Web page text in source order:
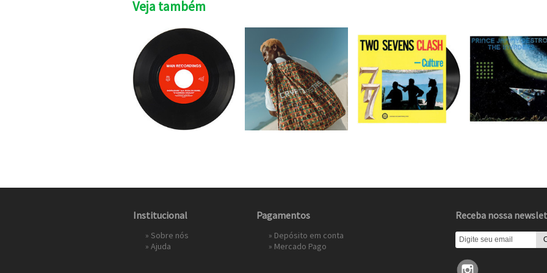
Veja também
Institucional
» Sobre nós
» Ajuda
Pagamentos
» Depósito em conta
» Mercado Pago
Receba nossa